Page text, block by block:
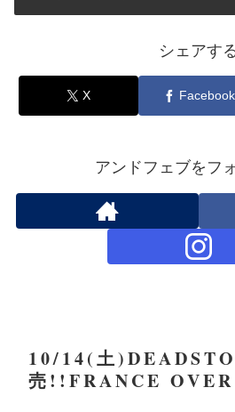
シェアす
X Facebook
アンドフェブをフ
10/14(土
売!!FRANCE